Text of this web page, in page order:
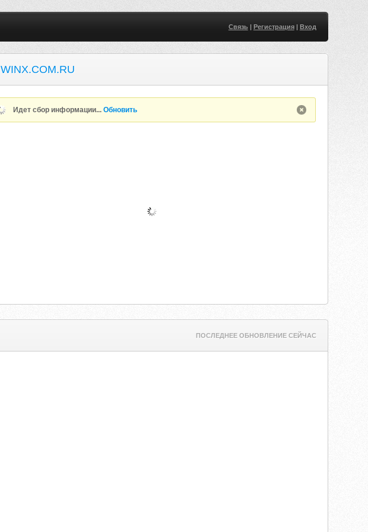
Связь| Регистрация| Вход
WINX.COM.RU
Идет сбор информации...Обновить
ПОСЛЕДНЕЕ ОБНОВЛЕНИЕ СЕЙЧАС